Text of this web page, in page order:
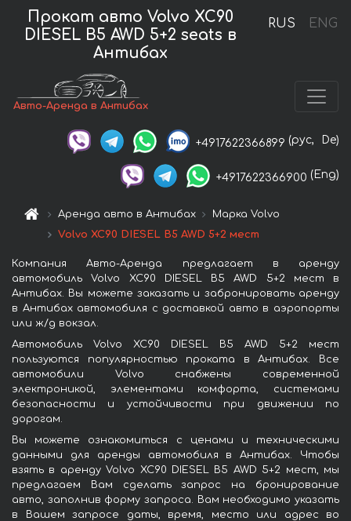
RUS ENG
Прокат авто Volvo XC90
DIESEL B5 AWD 5+2 seats в
Антибах
Авто-Аренда в Антибах
+4917622366899 (рус, De)
+4917622366900 (Eng)
Аренда авто в Антибах
Марка Volvo
Volvo XC90 DIESEL B5 AWD 5+2 мест
Компания Авто-Аренда предлагает в аренду
автомобиль Volvo XC90 DIESEL B5 AWD 5+2 мест в
Антибах. Вы можете заказать и забронировать аренду
в Антибах автомобиля с доставкой авто в аэропорты
или ж/д вокзал.
Автомобиль Volvo XC90 DIESEL B5 AWD 5+2 мест
пользуются популярностью проката в Антибах. Все
автомобили Volvo снабжены современной
электроникой, элементами комфорта, системами
безопасности и устойчивости при движении по
дорогам.
Вы можете ознакомиться с ценами и техническими
данными для аренды автомобиля в Антибах. Чтобы
взять в аренду Volvo XC90 DIESEL B5 AWD 5+2 мест, мы
предлагаем Вам сделать запрос на бронирование
авто, заполнив форму запроса. Вам необходимо указать
в Вашем запросе даты, время, место или адрес во